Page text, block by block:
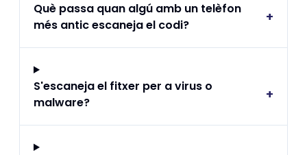
Què passa quan algú amb un telèfon
més antic escaneja el codi?
+
S'escaneja el fitxer per a virus o
malware?
+